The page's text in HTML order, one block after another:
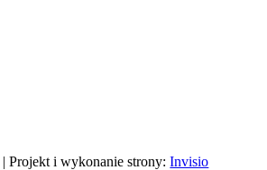
Projekt i wykonanie strony:Invisio